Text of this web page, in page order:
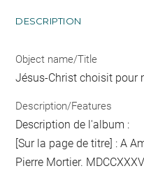
DESCRIPTION
Object name/Title
Jésus-Christ choisit pour
Description/Features
Description de l'album :
[Sur la page de titre] : A
Pierre Mortier.